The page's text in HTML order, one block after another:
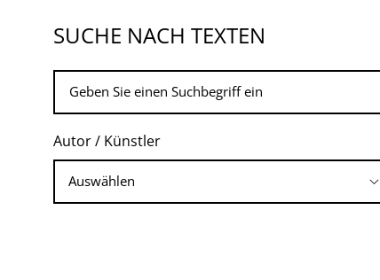
SUCHE NACH TEXTEN
Autor / Künstler